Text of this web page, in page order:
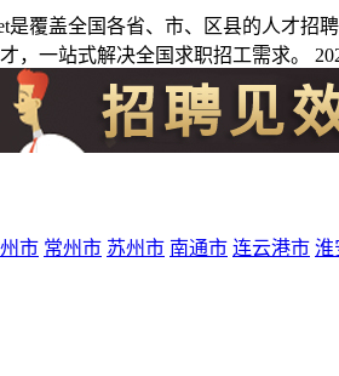
是覆盖全国各省、市、区县的人才
，一站式解决全国求职招工需求。
市 常州市 苏州市 南通市 连云港市 淮